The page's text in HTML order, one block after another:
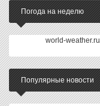
Погода на неделю
world-
Популярные новости